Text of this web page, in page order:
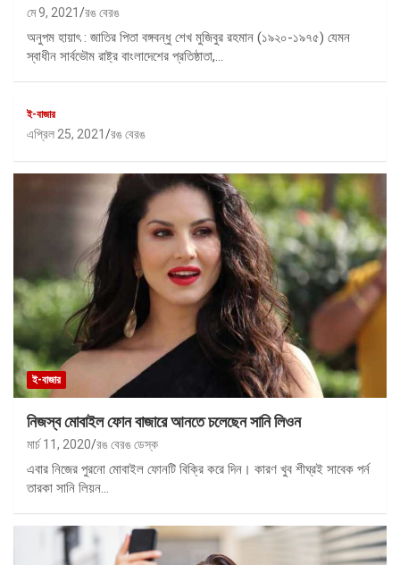
মে 9, 2021 রঙ বেরঙ
অনুপম হায়াৎ : জাতির পিতা বঙ্গবন্ধু শেখ মুজিবুর রহমান (১৯২০-১৯৭৫) যেমন
স্বাধীন সার্বভৌম রাষ্ট্র বাংলাদেশের প্রতিষ্ঠাতা,…
ই-বাজার
এপ্রিল 25, 2021 রঙ বেরঙ
ই-বাজার
নিজস্ব মোবাইল ফোন বাজারে আনতে চলেছেন সানি লিওন
মার্চ 11, 2020 রঙ বেরঙ ডেস্ক
এবার নিজের পুরনো মোবাইল ফোনটি বিক্রি করে দিন। কারণ খুব শীঘ্রই সাবেক পর্ন
তারকা সানি লিয়ন…